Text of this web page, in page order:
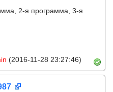
2-я программа, 3-я
(2016-11-28 23:27:46)